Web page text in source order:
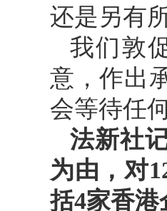
还是另有
我们敦
意，作出
会等待任
法新社
为由，对
括4家香